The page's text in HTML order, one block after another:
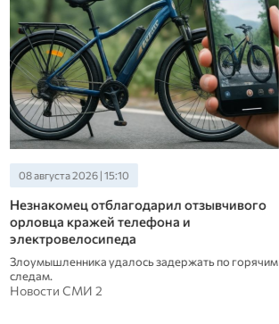
08 августа 2026 | 15:10
Незнакомец отблагодарил отзывчивого
орловца кражей телефона и
электровелосипеда
Злоумышленника удалось задержать по горячим
следам.
Новости СМИ 2